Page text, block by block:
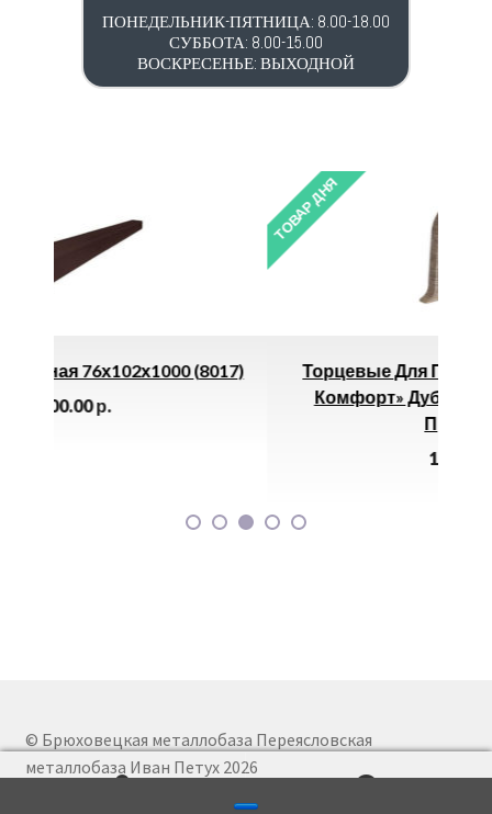
ПОНЕДЕЛЬНИК-ПЯТНИЦА: 8.00-18.00
СУББОТА: 8.00-15.00
ВОСКРЕСЕНЬЕ: ВЫХОДНОЙ
ТОВАР ДНЯ
Торцевые Для Плинтуса К55 «Идеал
Комфорт» Дуб Мокко /208 (левая/
© Брюховецкая металлобаза Переясловская
металлобаза Иван Петух 2026